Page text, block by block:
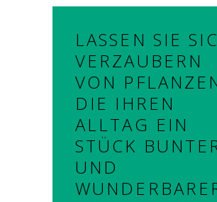
LASSEN SIE
VERZAUBERN
VON
DIE IHREN
ALLTAG EIN
STÜCK
UND